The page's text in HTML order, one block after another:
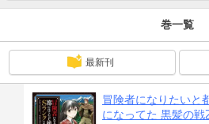
巻一覧
最新刊
冒険者になりたいと
になってた 黒髪の戦